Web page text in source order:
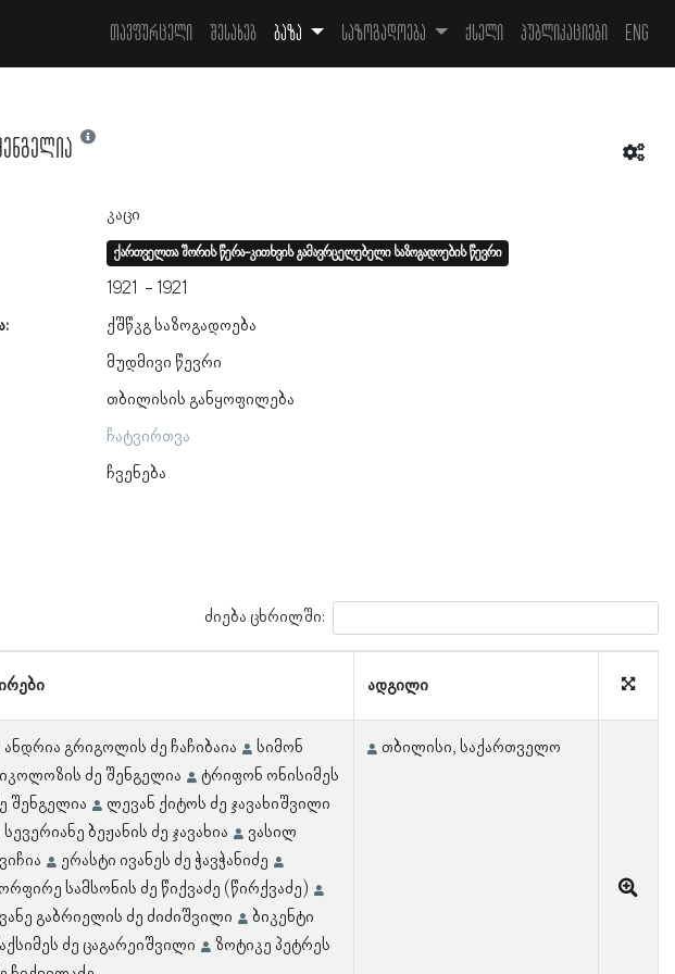
თავფურცელი შესახებ ბაზა საზოგადოება ქსელი პუბლიკაციები Eng
კაცი
ქართველთა შორის წერა-კითხვის გამავრცელებელი საზოგადოების წევრი
1921
1921
ქშწკგ საზოგადოება
მუდმივი წევრი
თბილისის განყოფილება
ჩატვირთვა
ჩვენება
ძიება ცხრილში:
ადგილი
ანდრია გრიგოლის ძე ჩაჩიბაია
სიმონ
ძე შენგელია
ტრიფონ ონისიმეს
შენგელია
ლევან ქიტოს ძე ჯავახიშვილი
სევერიანე ბეჟანის ძე ჯავახია
ვასილ
ერასტი ივანეს ძე ჭავჭანიძე
სამსონის ძე წიქვაძე (წირქვაძე)
გაბრიელის ძე ძიძიშვილი
ბიკენტი
ძე ცაგარეიშვილი
ზოტიკე პეტრეს
თბილისი, საქართველო